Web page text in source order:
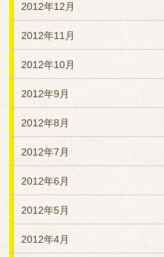
2012年12月
2012年11月
2012年10月
2012年9月
2012年8月
2012年7月
2012年6月
2012年5月
2012年4月